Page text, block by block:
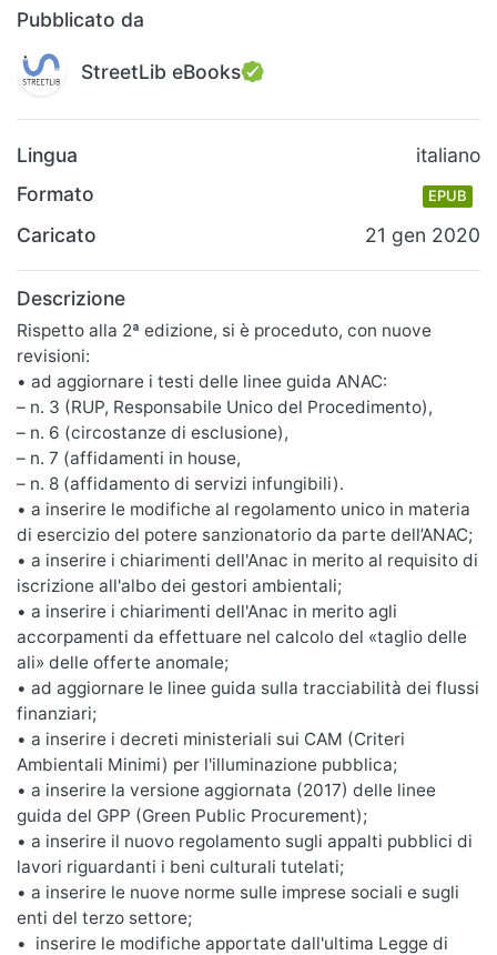
Pubblicato da
StreetLib eBooks
Lingua
italiano
Formato
EPUB
Caricato 21 gen 2020
Descrizione
Rispetto alla 2ª edizione, si è proceduto, con nuove
revisioni:
• ad aggiornare i testi delle linee guida ANAC:
– n. 3 (RUP, Responsabile Unico del Procedimento),
– n. 6 (circostanze di esclusione),
– n. 7 (affidamenti in house,
– n. 8 (affidamento di servizi infungibili).
• a inserire le modifiche al regolamento unico in materia
di esercizio del potere sanzionatorio da parte dell’ANAC;
• a inserire i chiarimenti dell'Anac in merito al requisito di
iscrizione all'albo dei gestori ambientali;
• a inserire i chiarimenti dell'Anac in merito agli
accorpamenti da effettuare nel calcolo del «taglio delle
ali» delle offerte anomale;
• ad aggiornare le linee guida sulla tracciabilità dei flussi
finanziari;
• a inserire i decreti ministeriali sui CAM (Criteri
Ambientali Minimi) per l'illuminazione pubblica;
• a inserire la versione aggiornata (2017) delle linee
guida del GPP (Green Public Procurement);
• a inserire il nuovo regolamento sugli appalti pubblici di
lavori riguardanti i beni culturali tutelati;
• a inserire le nuove norme sulle imprese sociali e sugli
enti del terzo settore;
• inserire le modifiche apportate dall'ultima Legge di